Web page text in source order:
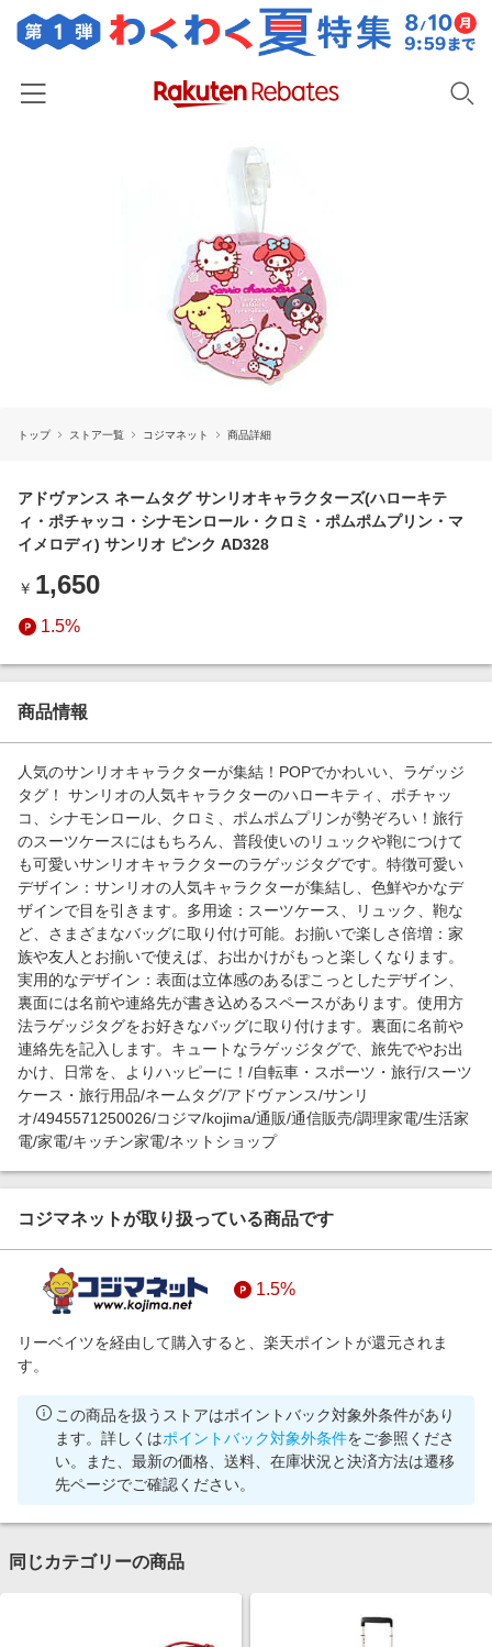
ファッション・インナー・小物
食品・スイーツ・お酒
キッズ・ベビー用品
エンタメ
スポーツ・アウトドア・ゴルフ
インテリア・寝具
ペット・花・DIY・車
生活・お役立ち
金融・マネー・保険
ビジネス・その他サービス
電子書籍特集
楽天サービス特集
旅行特集
お中元特集2026
わくわく夏特集
とことん買い物チャレンジ
Apple公式サイト×楽天カード分割払い
トップ ストア一覧 コジマネット 商品詳細
アドヴァンス ネームタグ サンリオキャラクターズ(ハローキテ
ィ・ポチャッコ・シナモンロール・クロミ・ポムポムプリン・マ
イメロディ) サンリオ ピンク AD328
￥ 1,650
1.5%
商品情報
人気のサンリオキャラクターが集結！POPでかわいい、ラゲッジ
タグ！ サンリオの人気キャラクターのハローキティ、ポチャッ
コ、シナモンロール、クロミ、ポムポムプリンが勢ぞろい！旅行
のスーツケースにはもちろん、普段使いのリュックや鞄につけて
も可愛いサンリオキャラクターのラゲッジタグです。特徴可愛い
デザイン：サンリオの人気キャラクターが集結し、色鮮やかなデ
ザインで目を引きます。多用途：スーツケース、リュック、鞄な
ど、さまざまなバッグに取り付け可能。お揃いで楽しさ倍増：家
族や友人とお揃いで使えば、お出かけがもっと楽しくなります。
実用的なデザイン：表面は立体感のあるぽこっとしたデザイン、
裏面には名前や連絡先が書き込めるスペースがあります。使用方
法ラゲッジタグをお好きなバッグに取り付けます。裏面に名前や
連絡先を記入します。キュートなラゲッジタグで、旅先でやお出
かけ、日常を、よりハッピーに！/自転車・スポーツ・旅行/スーツ
ケース・旅行用品/ネームタグ/アドヴァンス/サンリ
オ/4945571250026/コジマ/kojima/通販/通信販売/調理家電/生活家
電/家電/キッチン家電/ネットショップ
コジマネットが取り扱っている商品です
1.5%
リーベイツを経由して購入すると、楽天ポイントが還元されま
す。
この商品を扱うストアはポイントバック対象外条件があり
ます。詳しくはポイントバック対象外条件をご参照くださ
い。また、最新の価格、送料、在庫状況と決済方法は遷移
先ページでご確認ください。
同じカテゴリーの商品